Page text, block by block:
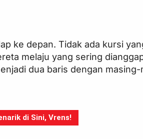
ke depan. Tidak ada kursi
melaju yang sering
dua baris dengan
di Sini, Vrens!